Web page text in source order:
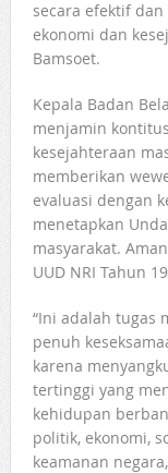
secara efektif
ekonomi dan
Bamsoet.
Kepala Badan
menjamin
kesejahteraan
memberikan
evaluasi dengan
menetapkan
masyarakat.
UUD NRI Tahun
“Ini adalah tugas
penuh
karena
tertinggi yang
kehidupan
politik, ekonomi,
keamanan